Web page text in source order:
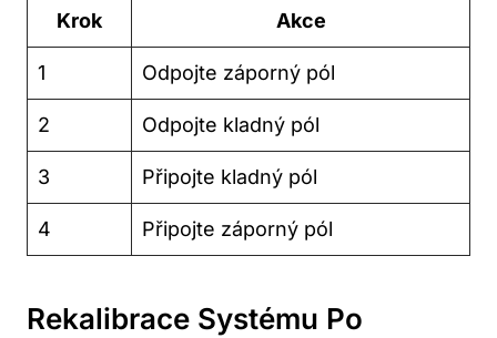
Krok Akce
1 Odpojte záporný pól
2 Odpojte kladný pól
3 Připojte kladný pól
4 Připojte záporný pól
Rekalibrace Systému Po